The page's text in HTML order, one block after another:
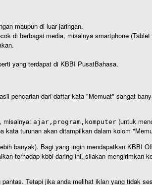
maupun di luar jaringan.
di berbagai media, misalnya smartphone
yang terdapat di KBBI PusatBahasa.
pencarian dari daftar kata "Memuat" sangat
misalnya: ajar,program,komputer (untuk
kata turunan akan ditampilkan dalam kolom
banyak). Bagi yang ingin mendapatkan KBBI
terhadap kbbi daring ini, silakan mengirimkan
Tetapi jika anda melihat iklan yang tidak